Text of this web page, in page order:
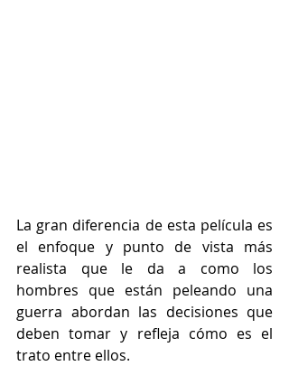
La gran diferencia de esta película es
el enfoque y punto de vista más
realista que le da a como los
hombres que están peleando una
guerra abordan las decisiones que
deben tomar y refleja cómo es el
trato entre ellos.